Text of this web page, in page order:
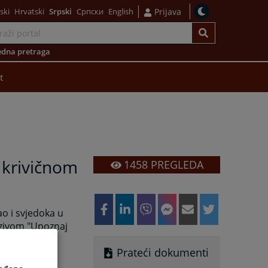
Hrvatski Srpski Српски English Prijava
pretraga
i svjedoka u
"Upoznaj
konkretna
1458PREGLEDA
Prateći dokumenti